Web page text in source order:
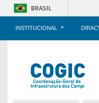
BRASIL
INSTITUCIONAL »